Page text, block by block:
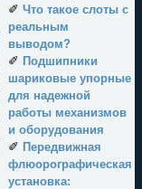
✐ Что такое слоты с
реальным
выводом?
✐ Подшипники
шариковые упорные
для надежной
работы механизмов
и оборудования
✐ Передвижная
флюорографическая
установка: